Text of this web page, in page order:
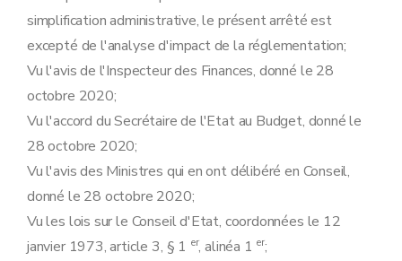
Art. 27
Art. 28
Art. 29
Art. 30
Art. 31
Annexe
Annexe
simplification administrative, le présent arrêté est
excepté de l'analyse d'impact de la réglementation;
Vu l'avis de l'Inspecteur des Finances, donné le 28
octobre 2020;
Vu l'accord du Secrétaire de l'Etat au Budget, donné le
28 octobre 2020;
Vu l'avis des Ministres qui en ont délibéré en Conseil,
donné le 28 octobre 2020;
Vu les lois sur le Conseil d'Etat, coordonnées le 12
janvier 1973, article 3, § 1 er, alinéa 1 er;